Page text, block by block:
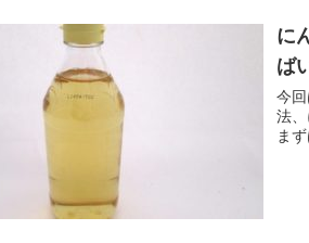
に
ば
今
法
ま